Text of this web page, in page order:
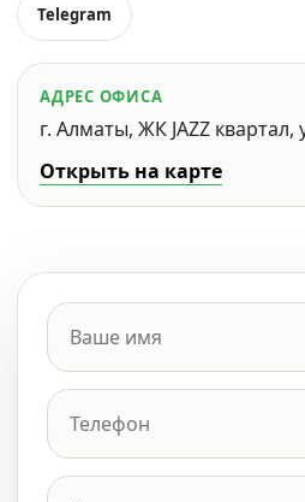
Telegram
АДРЕС ОФИСА
г. Алматы, ЖК JAZZ квартал,
Открыть на карте